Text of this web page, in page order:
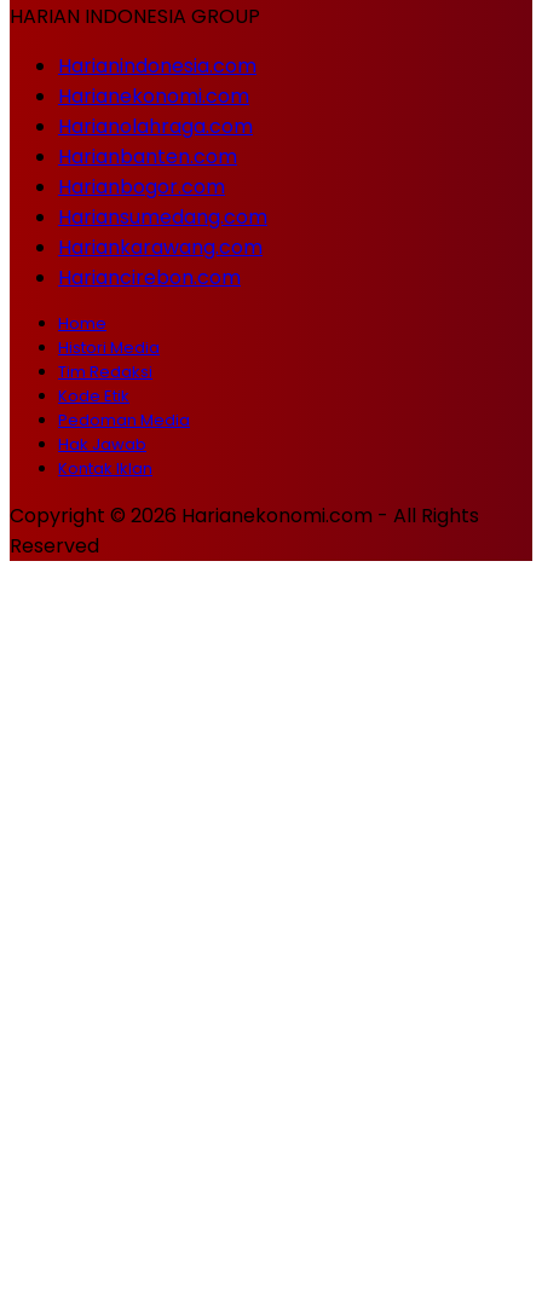
HARIAN INDONESIA GROUP
Harianindonesia.com
Harianekonomi.com
Harianolahraga.com
Harianbanten.com
Harianbogor.com
Hariansumedang.com
Hariankarawang.com
Hariancirebon.com
Home
Histori Media
Tim Redaksi
Kode Etik
Pedoman Media
Hak Jawab
Kontak Iklan
Copyright © 2026 Harianekonomi.com - All Rights
Reserved